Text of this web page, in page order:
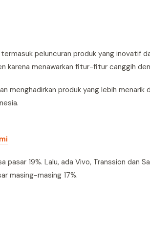
peluncuran produk yang inovatif
karena menawarkan fitur-fitur canggih
menghadirkan produk yang lebih menarik
19%. Lalu, ada Vivo, Transsion dan
masing-masing 17%.